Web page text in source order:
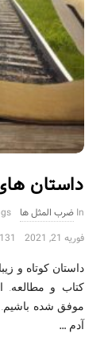
داستان
In ضرب المثل ها
فوریه 21, 2021
131 Views
داستان کوتاه و
کتاب و مطالعه.
موفق شده باشیم.
آدم …